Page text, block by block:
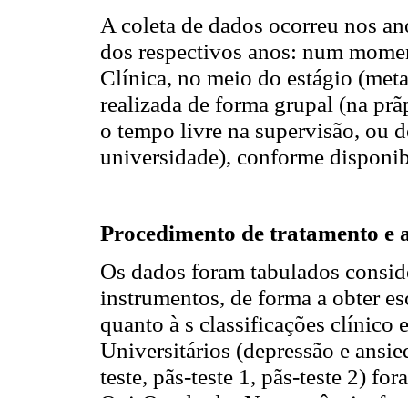
A coleta de dados ocorreu nos
dos respectivos anos: num
Clínica, no meio do estágio
realizada de forma grupal (na
o tempo livre na supervisão, ou
universidade), conforme
Procedimento de tratamento e
Os dados foram tabulados
instrumentos, de forma a obter
quanto à s classificações clínico
Universitários (depressão e
teste, pãs-teste 1, pãs-teste 2)